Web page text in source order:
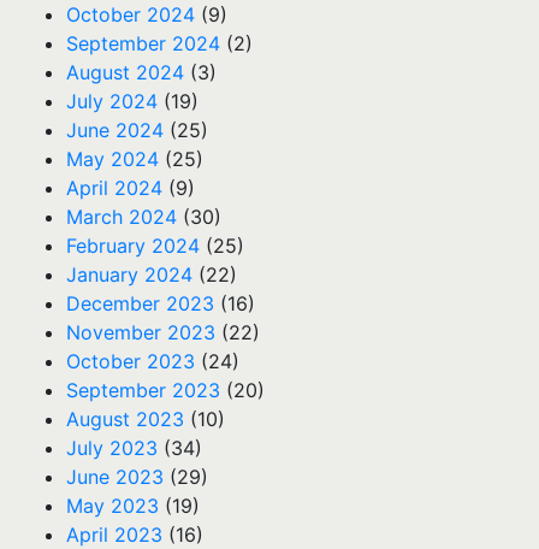
October 2024 (9)
September 2024 (2)
August 2024 (3)
July 2024 (19)
June 2024 (25)
May 2024 (25)
April 2024 (9)
March 2024 (30)
February 2024 (25)
January 2024 (22)
December 2023 (16)
November 2023 (22)
October 2023 (24)
September 2023 (20)
August 2023 (10)
July 2023 (34)
June 2023 (29)
May 2023 (19)
April 2023 (16)